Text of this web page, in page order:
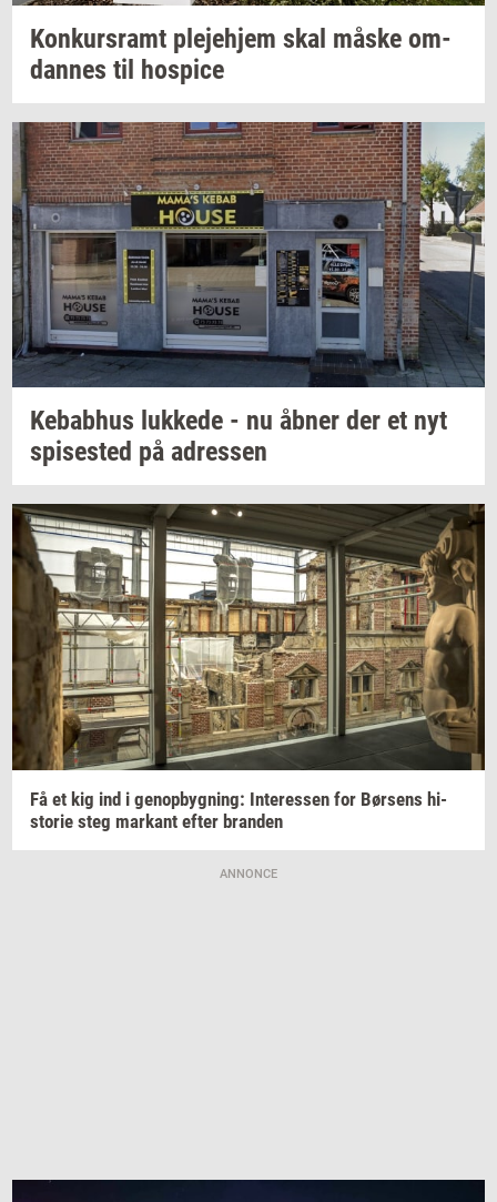
Kon­kurs­ramt ple­je­hjem skal måske om­
dan­nes til ho­spi­ce
Ke­babhus luk­ke­de - nu åbner der et nyt
spi­se­sted på adres­sen
Få et kig ind i genop­byg­ning: In­ter­es­sen for Bør­sens hi­
sto­rie steg mar­kant efter bran­den
ANNONCE